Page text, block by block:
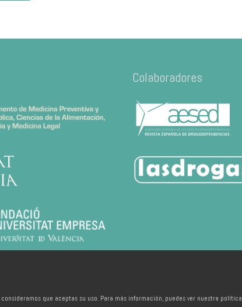
que aceptas su uso. Para más información, puedes ver nuestra
Colaboradores
Empresa de la Universitat de València - Developed byIxotype